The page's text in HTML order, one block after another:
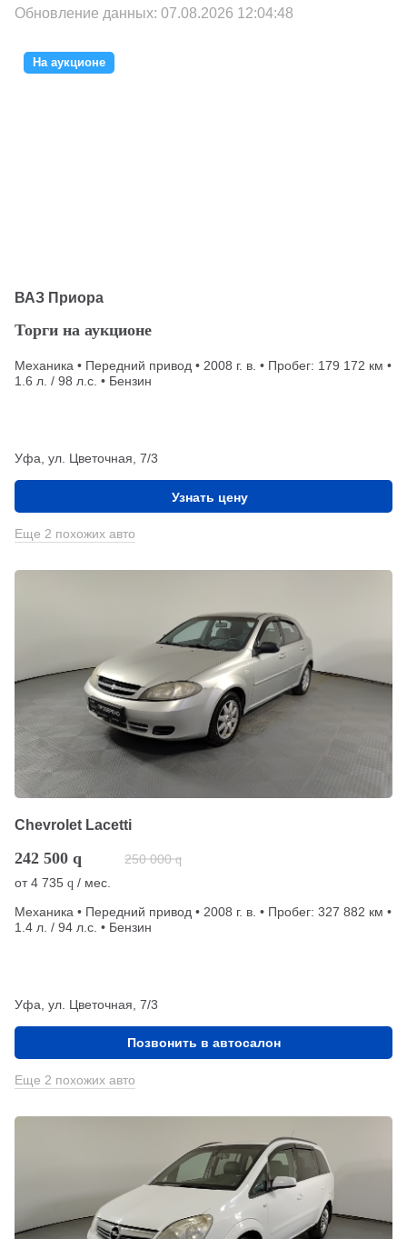
Обновление данных: 07.08.2026 12:04:48
На аукционе
ВАЗ Приора
Торги на аукционе
Механика • Передний привод • 2008 г. в. • Пробег: 179 172 км •
1.6 л. / 98 л.с. • Бензин
Уфа, ул. Цветочная, 7/3
Узнать цену
Еще 2 похожих авто
Chevrolet Lacetti
242 500 q 250 000 q
от4 735 q / мес.
Механика • Передний привод • 2008 г. в. • Пробег: 327 882 км •
1.4 л. / 94 л.с. • Бензин
Уфа, ул. Цветочная, 7/3
Позвонить в автосалон
Еще 2 похожих авто